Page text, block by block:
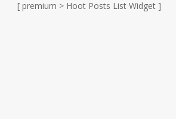
[ premium > Hoot Posts List Widget ]